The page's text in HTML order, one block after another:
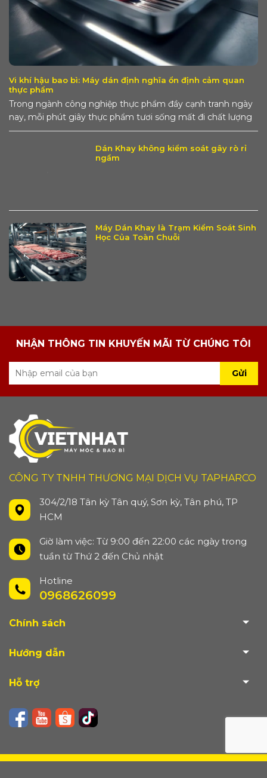
Vi khí hậu bao bì: Máy dán định nghĩa ổn định cảm quan
thực phẩm
Trong ngành công nghiệp thực phẩm đầy cạnh tranh ngày
nay, mỗi phút giây thực phẩm tươi sống mất đi chất lượng
là một khoản...
Dán Khay không kiểm soát gây rò rỉ
ngầm
Máy Dán Khay là Trạm Kiểm Soát Sinh
Học Của Toàn Chuỗi
NHẬN THÔNG TIN KHUYẾN MÃI TỪ CHÚNG TÔI
Gửi
CÔNG TY TNHH THƯƠNG MẠI DỊCH VỤ TAPHARCO
304/2/18 Tân kỳ Tân quý, Sơn kỳ, Tân phú, TP
HCM
Giờ làm việc: Từ 9:00 đến 22:00 các ngày trong
tuần từ Thứ 2 đến Chủ nhật
Hotline
0968626099
Chính sách
Hướng dẫn
Hỗ trợ